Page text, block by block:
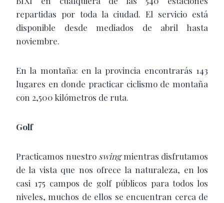
repartidas por toda la ciudad. El servicio está
disponible desde mediados de abril hasta
noviembre.
En la montaña: en la provincia encontrarás 143
lugares en donde practicar ciclismo de montaña
con 2,500 kilómetros de ruta.
Golf
Practicamos nuestro swingmientras disfrutamos
de la vista que nos ofrece la naturaleza, en los
casi 175 campos de golf públicos para todos los
niveles, muchos de ellos se encuentran cerca de